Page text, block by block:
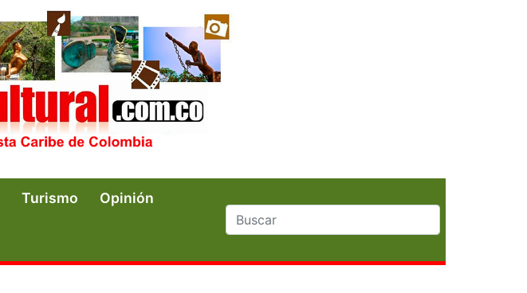
Turismo Opinión